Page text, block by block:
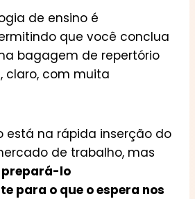
de ensino é
que você conclua
bagagem de repertório
claro, com muita
está na rápida inserção do
de trabalho, mas
prepará-lo
para o que o espera nos